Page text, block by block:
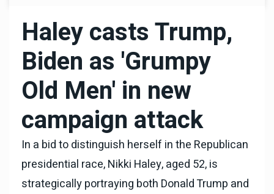
Haley casts Trump,
Biden as 'Grumpy
Old Men' in new
campaign attack
In a bid to distinguish herself in the Republican
presidential race, Nikki Haley, aged 52, is
strategically portraying both Donald Trump and